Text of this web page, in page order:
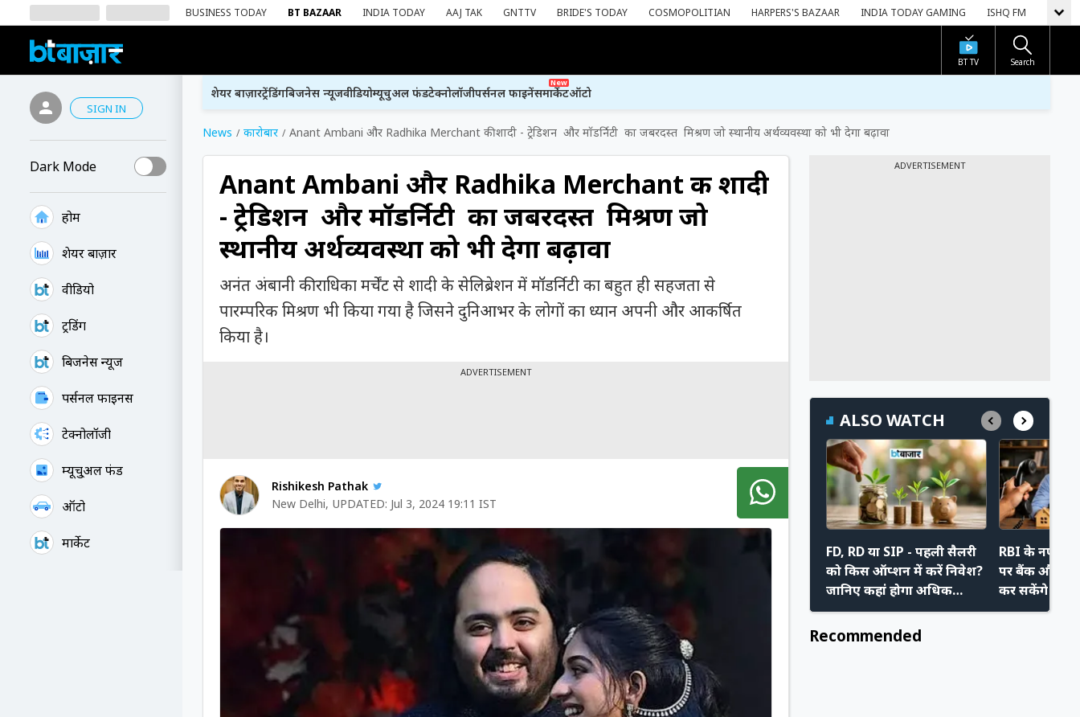
BUSINESS TODAY BT BAZAAR INDIA TODAY AAJ TAK GNTTV BRIDE'S TODAY COSMOPOLITIAN HARPERS'S BAZAAR INDIA TODAY GAMING ISHQ FM
BT TV Search
SIGN IN
Dark Mode
होम
शेयर बाज़ार
वीडियो
ट्रेंडिंग
बिजनेस न्यूज
पर्सनल फाइनेंस
टेक्नोलॉजी
म्यूचु्अल फंड
ऑटो
मार्केट
शेयर बाज़ारट्रेंडिंगबिजनेस न्यूजवीडियोम्यूचुअल फंडटेक्नोलॉजीपर्सनल फाइनेंस
New
मार्केटऑटो
News कारोबार Anant Ambani और Radhika Merchant की शादी - ट्रेडिशन और मॉडर्निटी का जबरदस्त मिश्रण जो स्थानीय अर्थव्यवस्था को भी देगा बढ़ावा
Anant Ambani और Radhika Merchant की शादी
- ट्रेडिशन और मॉडर्निटी का जबरदस्त मिश्रण जो
स्थानीय अर्थव्यवस्था को भी देगा बढ़ावा
अनंत अंबानी की राधिका मर्चेंट से शादी के सेलिब्रेशन में मॉडर्निटी का बहुत ही सहजता से
पारम्परिक मिश्रण भी किया गया है जिसने दुनिआभर के लोगों का ध्यान अपनी और आकर्षित
किया है।
ADVERTISEMENT
Rishikesh Pathak
New Delhi, UPDATED: Jul 3, 2024 19:11 IST
ADVERTISEMENT
ALSO WATCH
FD, RD या SIP - पहली सैलरी
को किस ऑप्शन में करें निवेश?
जानिए कहां होगा अधिक
फायदा
RBI के नए
पर बैंक और
कर सकेंगे
अपने नए
Recommended